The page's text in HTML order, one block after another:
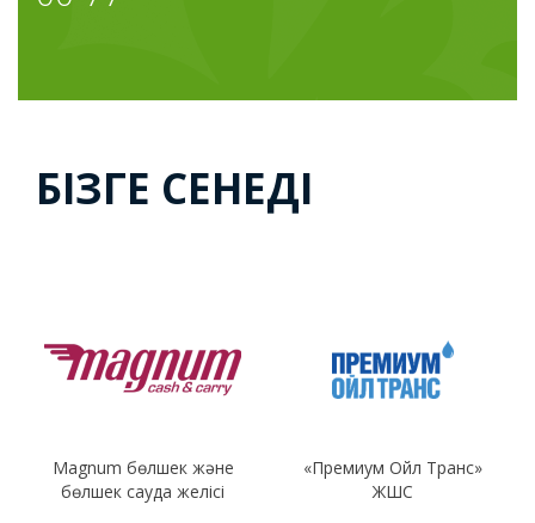
БІЗГЕ СЕНЕДІ
Magnum бөлшек және
бөлшек сауда желісі
«Премиум Ойл Транс»
ЖШС